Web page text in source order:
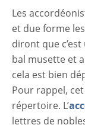
Les
et due forme
diront que
bal musette et
cela est bien
Pour rappel,
répertoire. L’
lettres de